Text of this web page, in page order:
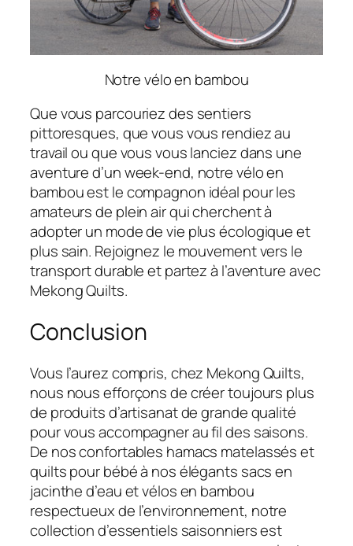
Notre vélo en bambou
Que vous parcouriez des sentiers
pittoresques, que vous vous rendiez au
travail ou que vous vous lanciez dans une
aventure d’un week-end, notre vélo en
bambou est le compagnon idéal pour les
amateurs de plein air qui cherchent à
adopter un mode de vie plus écologique et
plus sain. Rejoignez le mouvement vers le
transport durable et partez à l’aventure avec
Mekong Quilts.
Conclusion
Vous l’aurez compris, chez Mekong Quilts,
nous nous efforçons de créer toujours plus
de produits d’artisanat de grande qualité
pour vous accompagner au fil des saisons.
De nos confortables hamacs matelassés et
quilts pour bébé à nos élégants sacs en
jacinthe d’eau et vélos en bambou
respectueux de l’environnement, notre
collection d’essentiels saisonniers est